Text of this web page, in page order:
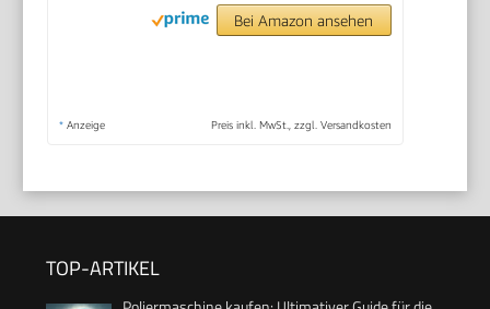
Bei Amazon ansehen
* Anzeige Preis inkl. MwSt., zzgl. Versandkosten
TOP-ARTIKEL